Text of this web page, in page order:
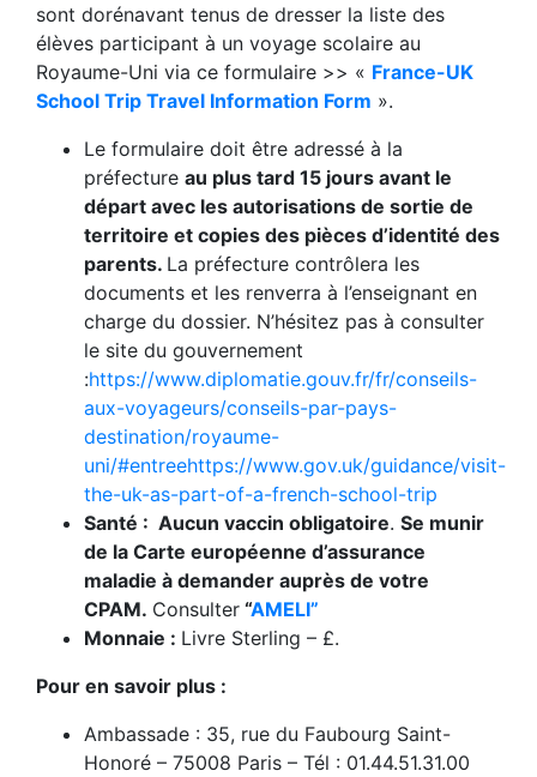
sont dorénavant tenus de dresser la liste des
élèves participant à un voyage scolaire au
Royaume-Uni via ce formulaire >> « France-UK
School Trip Travel Information Form ».
Le formulaire doit être adressé à la
préfecture au plus tard 15 jours avant le
départ avec les autorisations de sortie de
territoire et copies des pièces d’identité des
parents. La préfecture contrôlera les
documents et les renverra à l’enseignant en
charge du dossier. N’hésitez pas à consulter
le site du gouvernement
:https://www.diplomatie.gouv.fr/fr/conseils-
aux-voyageurs/conseils-par-pays-
destination/royaume-
uni/#entreehttps://www.gov.uk/guidance/visit-
the-uk-as-part-of-a-french-school-trip
Santé : Aucun vaccin obligatoire. Se munir
de la Carte européenne d’assurance
maladie à demander auprès de votre
CPAM. Consulter “AMELI”
Monnaie : Livre Sterling – £.
Pour en savoir plus :
Ambassade : 35, rue du Faubourg Saint-
Honoré – 75008 Paris – Tél : 01.44.51.31.00